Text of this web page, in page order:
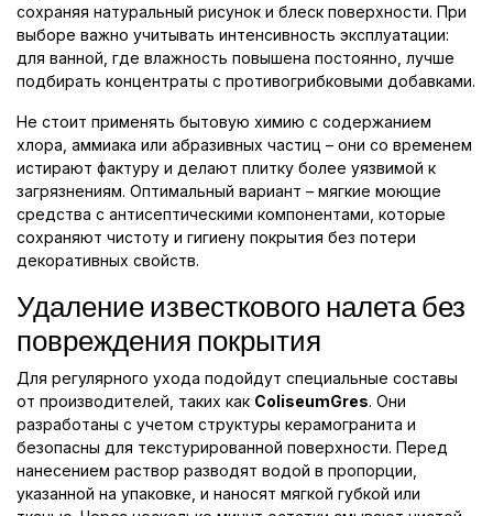
сохраняя натуральный рисунок и блеск поверхности. При
выборе важно учитывать интенсивность эксплуатации:
для ванной, где влажность повышена постоянно, лучше
подбирать концентраты с противогрибковыми добавками.
Не стоит применять бытовую химию с содержанием
хлора, аммиака или абразивных частиц – они со временем
истирают фактуру и делают плитку более уязвимой к
загрязнениям. Оптимальный вариант – мягкие моющие
средства с антисептическими компонентами, которые
сохраняют чистоту и гигиену покрытия без потери
декоративных свойств.
Удаление известкового налета без
повреждения покрытия
Для регулярного ухода подойдут специальные составы
от производителей, таких как ColiseumGres. Они
разработаны с учетом структуры керамогранита и
безопасны для текстурированной поверхности. Перед
нанесением раствор разводят водой в пропорции,
указанной на упаковке, и наносят мягкой губкой или